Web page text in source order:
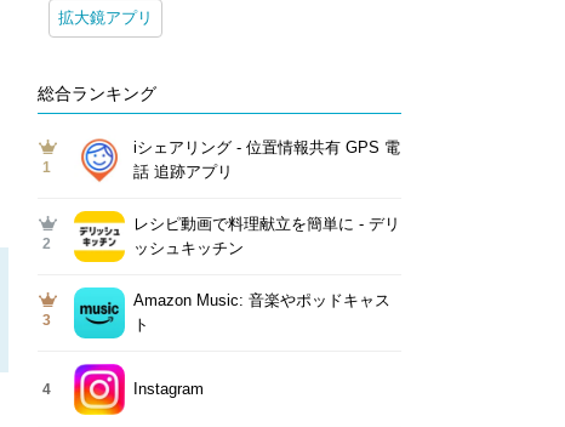
拡大鏡アプリ
総合ランキング
1
iシェアリング - 位置情報共有 GPS 電
話 追跡アプリ
2
レシピ動画で料理献立を簡単‪に - デリ
ッシュキッチン
3
Amazon Music: 音楽やポッドキャス
ト
4 Instagram